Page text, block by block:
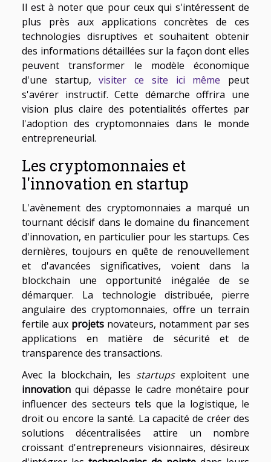
Il est à noter que pour ceux qui s'intéressent de
plus près aux applications concrètes de ces
technologies disruptives et souhaitent obtenir
des informations détaillées sur la façon dont elles
peuvent transformer le modèle économique
d'une startup,visiter ce site ici même peut
s'avérer instructif. Cette démarche offrira une
vision plus claire des potentialités offertes par
l'adoption des cryptomonnaies dans le monde
entrepreneurial.
Les cryptomonnaies et
l'innovation en startup
L'avènement des cryptomonnaies a marqué un
tournant décisif dans le domaine du financement
d'innovation, en particulier pour les startups. Ces
dernières, toujours en quête de renouvellement
et d'avancées significatives, voient dans la
blockchain une opportunité inégalée de se
démarquer. La technologie distribuée, pierre
angulaire des cryptomonnaies, offre un terrain
fertile aux projets novateurs, notamment par ses
applications en matière de sécurité et de
transparence des transactions.
Avec la blockchain, les startupsexploitent une
innovation qui dépasse le cadre monétaire pour
influencer des secteurs tels que la logistique, le
droit ou encore la santé. La capacité de créer des
solutions décentralisées attire un nombre
croissant d'entrepreneurs visionnaires, désireux